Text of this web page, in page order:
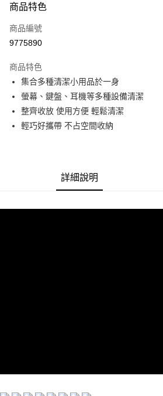
信用卡一次付款
超商取貨付款
Apple Pay
街口支付
悠遊付
全家付款取貨
每筆NT$60，滿NT$299(含以上)免運費
商品特色
商品編號
9775890
商品特色
集合多種清潔小用品於一身
螢幕、鍵盤、耳機等多種設備清潔
整齊收放 使用方便 輕鬆清潔
輕巧好攜帶 不占空間收納
詳細說明